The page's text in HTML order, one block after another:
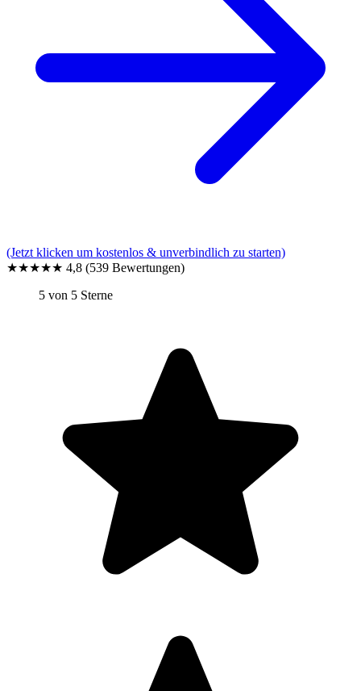
(Jetzt klicken um kostenlos & unverbindlich zu starten)
★★★★★ 4,8 (539 Bewertungen)
5 von 5 Sterne